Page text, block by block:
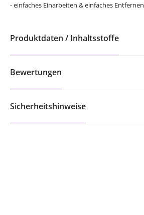
- einfaches Einarbeiten & einfaches Entfernen
Produktdaten / Inhaltsstoffe
Bewertungen
Sicherheitshinweise